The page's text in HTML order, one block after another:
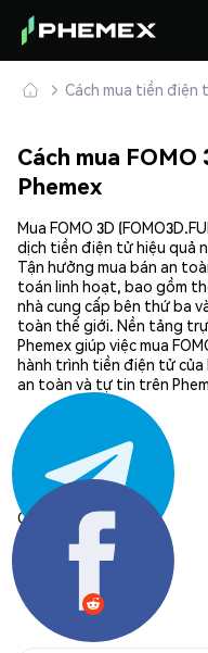
Cách mua tiền điện
Cách mua
Phemex
Mua FOMO 3D
dịch tiền điện tử hiệu quả
Tận hưởng mua bán an
toán linh hoạt, bao gồm
nhà cung cấp bên thứ ba
toàn thế giới. Nền tảng
Phemex giúp việc mua
hành trình tiền điện tử của
an toàn và tự tin trên
Chia sẻ: